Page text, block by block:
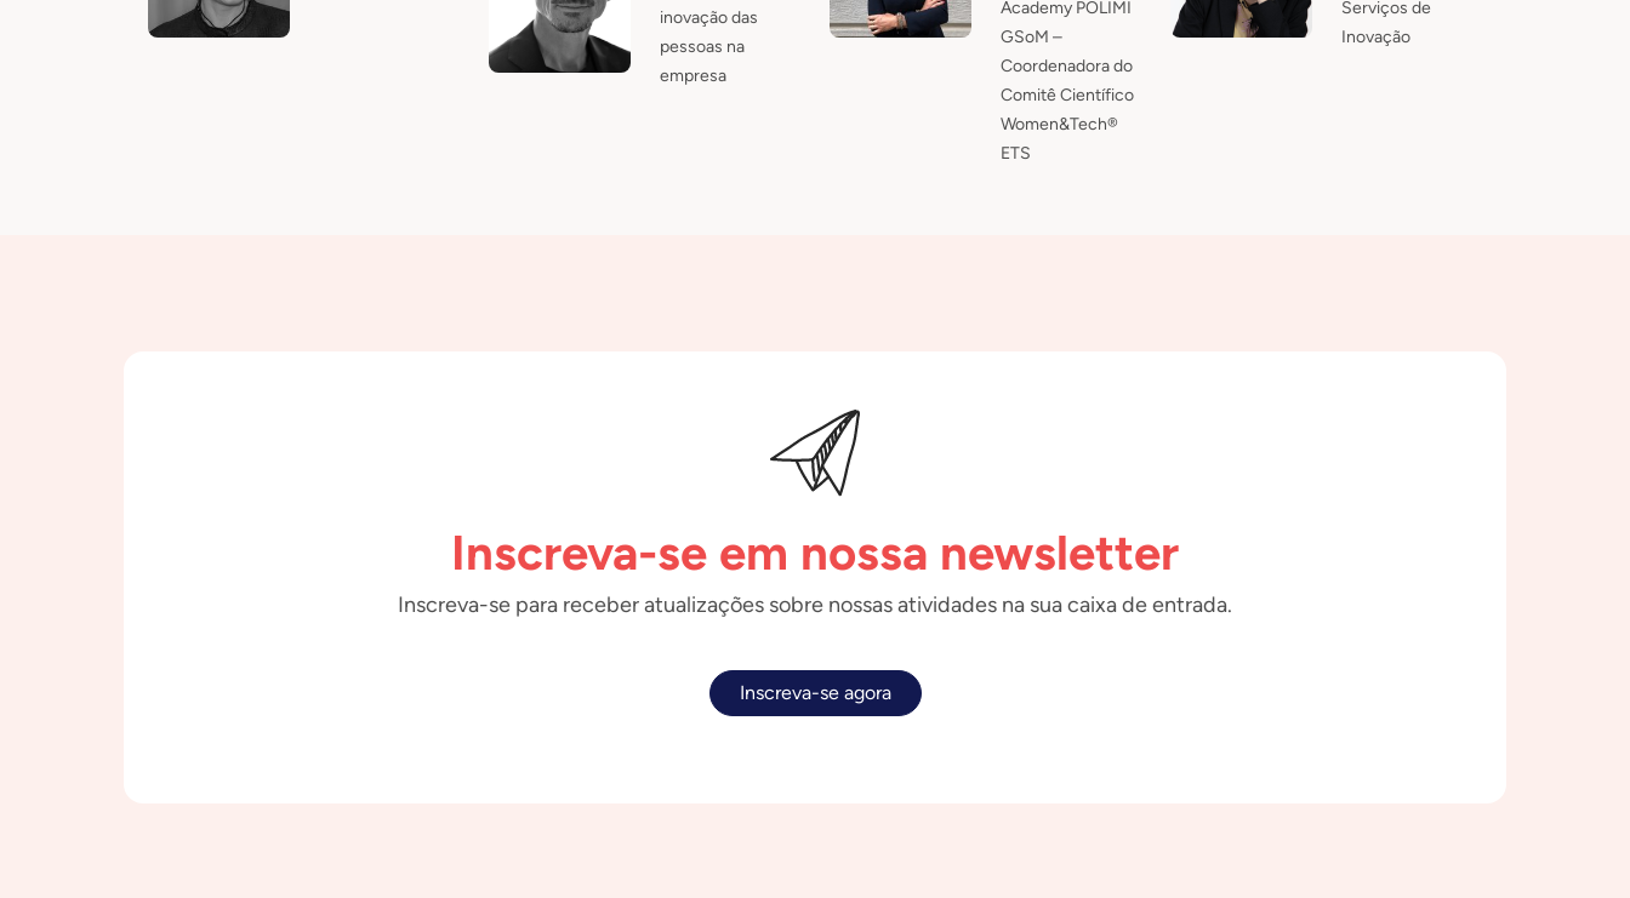
inovação das
pessoas na
empresa
Academy POLIMI
GSoM –
Coordenadora do
Comitê Científico
Women&Tech®
ETS
Serviços de
Inovação
Inscreva-se em nossa newsletter
Inscreva-se para receber atualizações sobre nossas atividades na sua caixa de entrada.
Inscreva-se agora